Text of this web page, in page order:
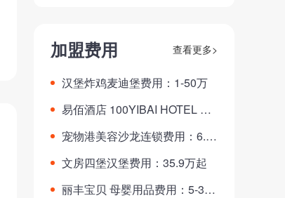
加盟费用 查看更多>
汉堡炸鸡麦迪堡费用：1-50万
易佰酒店 100YIBAI HOTEL YI
0万起
宠物港美容沙龙连锁费用：6.8-
文房四堡汉堡费用：35.9万起
丽丰宝贝 母婴用品费用：5-30